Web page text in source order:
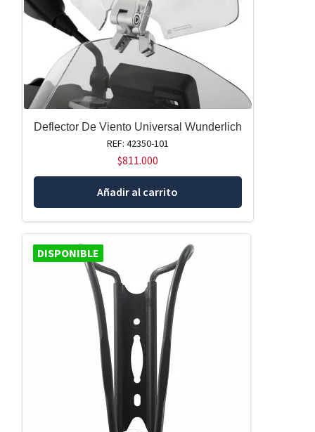
Deflector De Viento Universal Wunderlich
REF: 42350-101
$811.000
Añadir al carrito
DISPONIBLE